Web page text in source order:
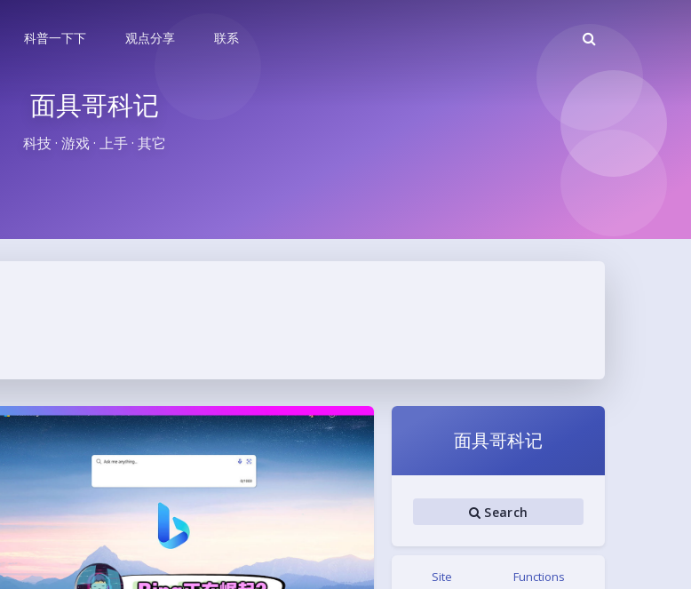
科普一下下 观点分享 联系
面具哥科记
科技 · 游戏 · 上手 · 其它
面具哥科记
Search
Site Functions